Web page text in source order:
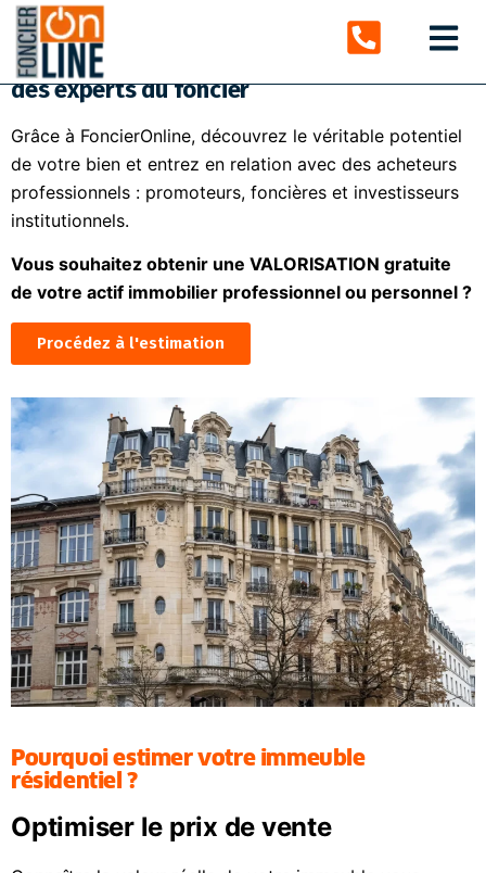
Obtenez une estimation fiable et gratuite
de votre immeuble résidentiel réalisée par
des experts du foncier
Grâce à FoncierOnline, découvrez le véritable potentiel
de votre bien et entrez en relation avec des acheteurs
professionnels : promoteurs, foncières et investisseurs
institutionnels.
Vous souhaitez obtenir une VALORISATION gratuite
de votre actif immobilier professionnel ou personnel ?
Procédez à l'estimation
Pourquoi estimer votre immeuble
résidentiel ?
Optimiser le prix de vente